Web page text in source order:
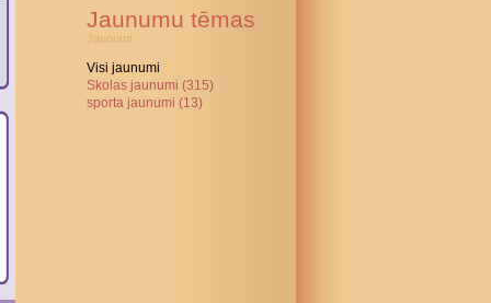
Jaunumu tēmas
Jaunumi:
Visi jaunumi
Skolas jaunumi (315)
sporta jaunumi (13)